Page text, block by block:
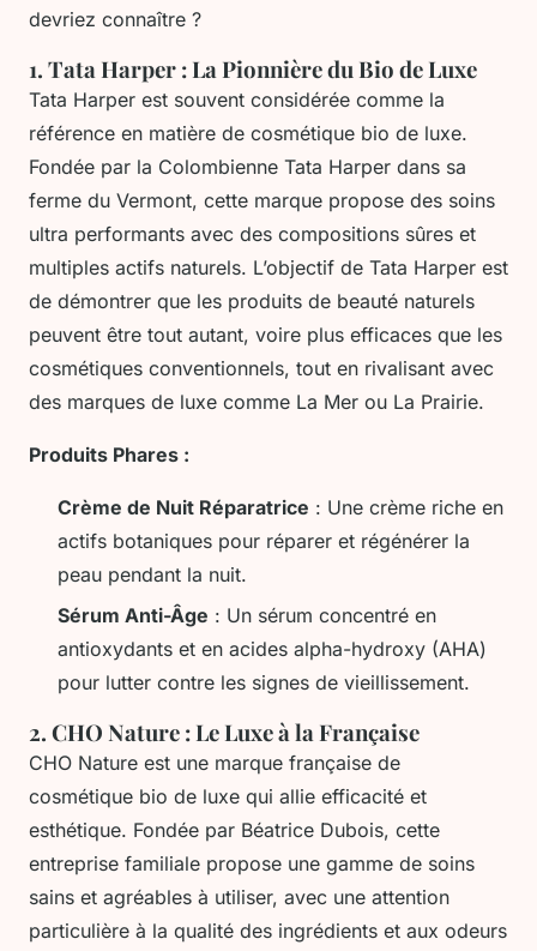
devriez connaître ?
1. Tata Harper : La Pionnière du Bio de Luxe
Tata Harper est souvent considérée comme la
référence en matière de cosmétique bio de luxe.
Fondée par la Colombienne Tata Harper dans sa
ferme du Vermont, cette marque propose des soins
ultra performants avec des compositions sûres et
multiples actifs naturels. L’objectif de Tata Harper est
de démontrer que les produits de beauté naturels
peuvent être tout autant, voire plus efficaces que les
cosmétiques conventionnels, tout en rivalisant avec
des marques de luxe comme La Mer ou La Prairie.
Produits Phares :
Crème de Nuit Réparatrice : Une crème riche en
actifs botaniques pour réparer et régénérer la
peau pendant la nuit.
Sérum Anti-Âge : Un sérum concentré en
antioxydants et en acides alpha-hydroxy (AHA)
pour lutter contre les signes de vieillissement.
2. CHO Nature : Le Luxe à la Française
CHO Nature est une marque française de
cosmétique bio de luxe qui allie efficacité et
esthétique. Fondée par Béatrice Dubois, cette
entreprise familiale propose une gamme de soins
sains et agréables à utiliser, avec une attention
particulière à la qualité des ingrédients et aux odeurs